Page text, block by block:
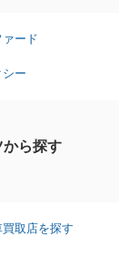
ァード
シー
から探す
取店を探す